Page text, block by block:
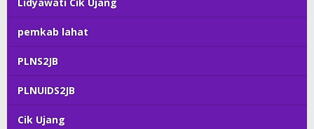
pemkab lahat
PLNS2JB
PLNUIDS2JB
Cik Ujang